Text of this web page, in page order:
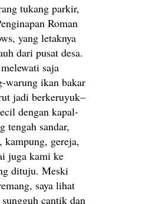
tukang parkir,
Roman
yang letaknya
dari pusat desa.
saja
warung ikan bakar
jadi berkeruyuk–
dengan kapal-
tengah sandar,
kampung, gereja,
juga kami ke
dituju. Meski
saya lihat
cantik dan